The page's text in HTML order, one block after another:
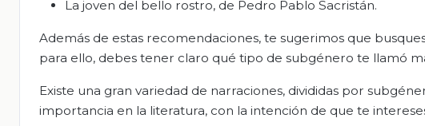
La joven del bello rostro, de Pedro Pablo Sacristán.
Además de estas recomendaciones, te sugerimos que
para ello, debes tener claro qué tipo de subgénero te llamó
Existe una gran variedad de narraciones, divididas por
importancia en la literatura, con la intención de que te